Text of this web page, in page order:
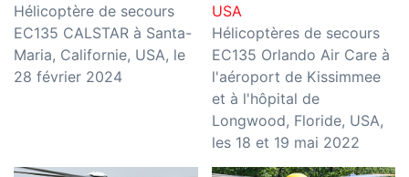
Hélicoptère de secours
EC135 CALSTAR à Santa-
Maria, Californie, USA, le
28 février 2024
USA
Hélicoptères de secours
EC135 Orlando Air Care à
l'aéroport de Kissimmee
et à l'hôpital de
Longwood, Floride, USA,
les 18 et 19 mai 2022